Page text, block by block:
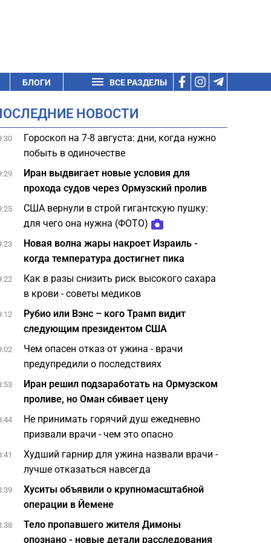
БЛОГИ ВСЕ РАЗДЕЛЫ
НОВОСТИ
Гороскоп на 7-8 августа: дни, когда нужно
побыть в одиночестве
Иран выдвигает новые условия для
прохода судов через Ормузский пролив
США вернули в строй гигантскую пушку:
для чего она нужна (ФОТО)
Новая волна жары накроет Израиль -
когда температура достигнет пика
Как в разы снизить риск высокого сахара
в крови - советы медиков
Рубио или Вэнс – кого Трамп видит
следующим президентом США
Чем опасен отказ от ужина - врачи
предупредили о последствиях
Иран решил подзаработать на Ормузском
проливе, но Оман сбивает цену
Не принимать горячий душ ежедневно
призвали врачи - чем это опасно
Худший гарнир для ужина назвали врачи -
лучше отказаться навсегда
Хуситы объявили о крупномасштабной
операции в Йемене
Тело пропавшего жителя Димоны
опознано - новые детали расследования